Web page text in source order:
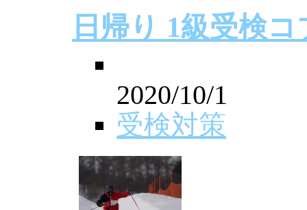
日帰り 1級受検
2020/10/1
受検対策